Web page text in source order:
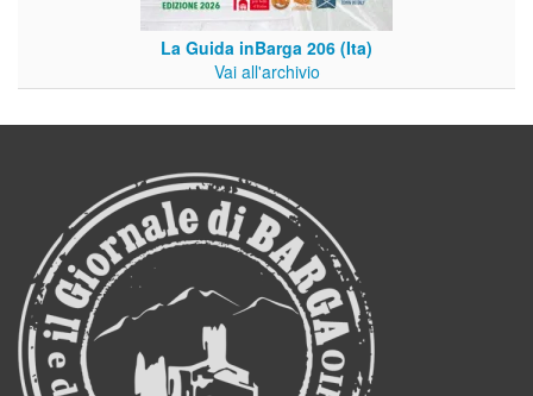
La Guida inBarga 206 (Ita)
Vai all'archivio